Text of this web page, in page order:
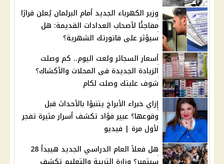
وزير الكهرباء الجديد أمام البرلمان يُعلن قرارًا
مفاجئًا لأصحاب العدادات القديمة: هل
سيؤثر على فاتورتك الشهرية؟
أسعار السجائر ولعت اليوم.. كم وصلت
الزيادة الجديدة فى المحلات والأكشاك؟
شوف علبتك وصلت لكام
إزاي خبراء الأبراج يتنبؤا بالأحداث قبل
وقوعها؟ عبير فؤاد تكشف أسرار مثيرة تفجر
لأول مرة | فيديو
هل فعلاً العام الدراسي الجديد هيبدأ 28